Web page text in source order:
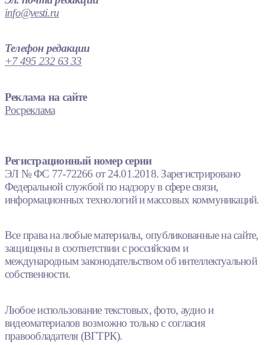
info@vesti.ru
Телефон редакции
+7 495 232 63 33
Реклама на сайте
Росреклама
Регистрационный номер серии
ЭЛ № ФС 77-72266 от 24.01.2018. Зарегистрировано
Федеральной службой по надзору в сфере связи,
информационных технологий и массовых коммуникаций.
Все права на любые материалы, опубликованные на сайте,
защищены в соответствии с российским и
международным законодательством об интеллектуальной
собственности.
Любое использование текстовых, фото, аудио и
видеоматериалов возможно только с согласия
правообладателя (ВГТРК).